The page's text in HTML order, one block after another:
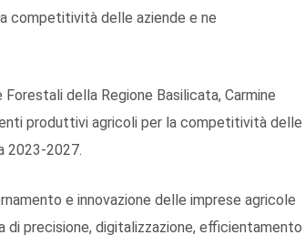
competitività delle aziende e ne
della Regione Basilicata, Carmine
produttivi agricoli per la competitività delle
2023-2027.
e innovazione delle imprese agricole
precisione, digitalizzazione, efficientamento